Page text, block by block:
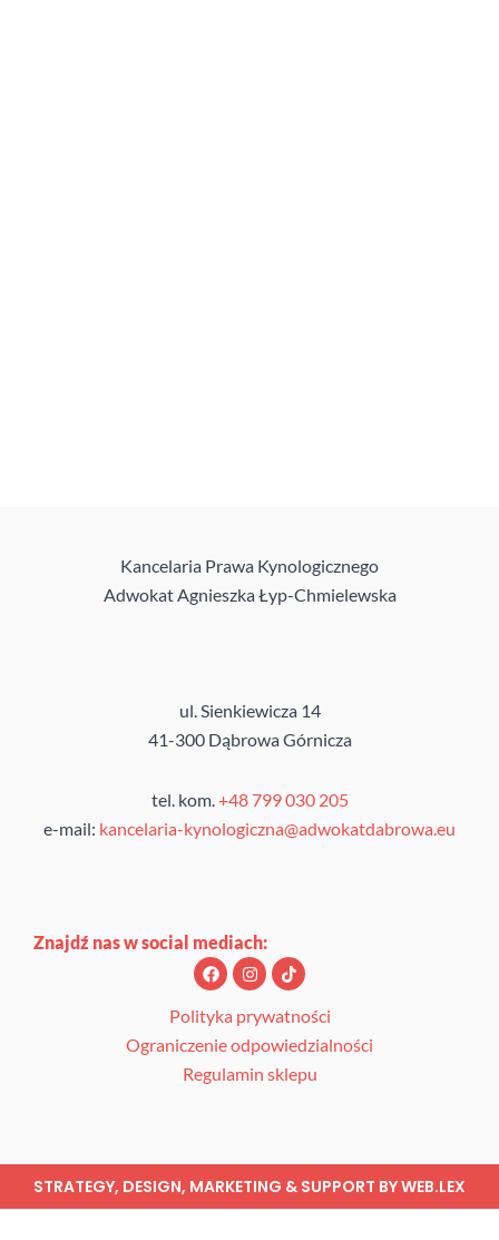
Kancelaria Prawa Kynologicznego
Adwokat Agnieszka Łyp-Chmielewska
ul. Sienkiewicza 14
41-300 Dąbrowa Górnicza
tel. kom.+48 799 030 205
e-mail: kancelaria-kynologiczna@adwokatdabrowa.eu
Znajdź nas w social mediach:
F
a
c
e
b
o
k
I
n
s
t
a
g
r
a
T
i
k
t
k
Polityka prywatności
Ograniczenie odpowiedzialności
Regulamin sklepu
STRATEGY, DESIGN, MARKETING & SUPPORT BYWEB.LEX